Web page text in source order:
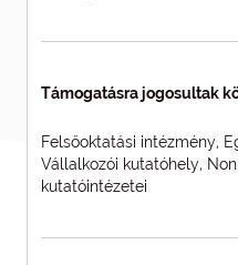
Támogatásra jogosultak
Felsőoktatási intézmény,
Vállalkozói kutatóhely,
kutatóintézetei